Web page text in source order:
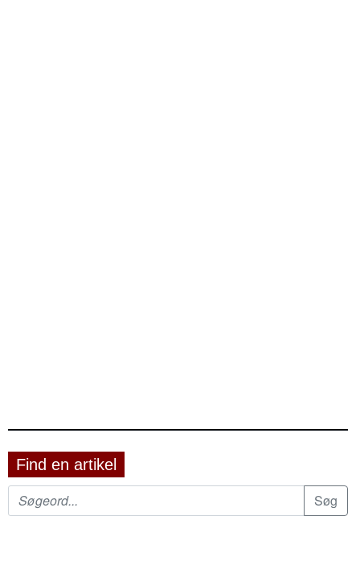
Find en artikel